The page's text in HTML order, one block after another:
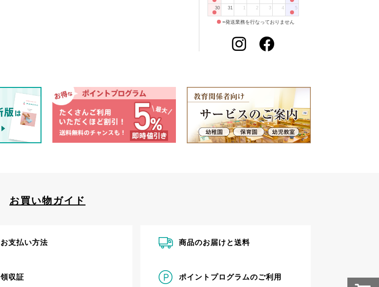
30 31 1 2 3 4 5
=発送業務を行なっておりません
お買い物ガイド
お支払い方法 商品のお届けと送料
領収証 ポイントプログラムのご利用